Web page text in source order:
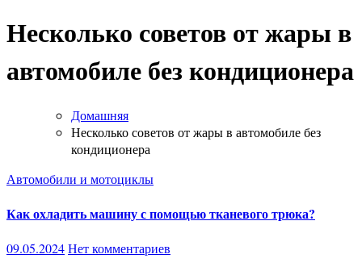
Несколько советов от жары в
автомобиле без кондиционера
Домашняя
Несколько советов от жары в автомобиле без
кондиционера
Автомобили и мотоциклы
Как охладить машину с помощью тканевого трюка?
09.05.2024Нет комментариев